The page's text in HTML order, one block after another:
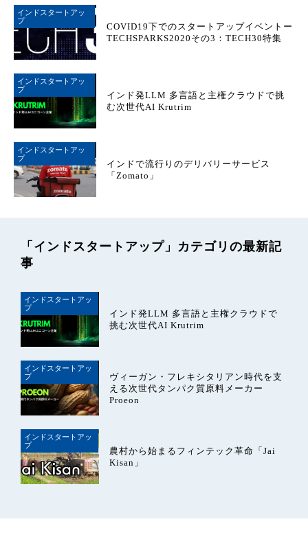
インドスタートアッ
プ
COVID19下でのスタートアップイベントー
TECHSPARKS2020その3：TECH30特集
インドスタートアッ
プ
インド発LLM 多言語と主権クラウドで挑
む次世代AI Krutrim
インドスタートアッ
プ
インドで流行りのデリバリーサービス
「Zomato」
「インドスタートアップ」カテゴリの最新記
事
インドスタートアッ
プ
インド発LLM 多言語と主権クラウドで
挑む次世代AI Krutrim
インドスタートアッ
プ
ヴィーガン・フレキシタリアン時代を支
える次世代タンパク質原料メーカー
Proeon
インドスタートアッ
プ
農村から始まるフィンテック革命「Jai
Kisan」